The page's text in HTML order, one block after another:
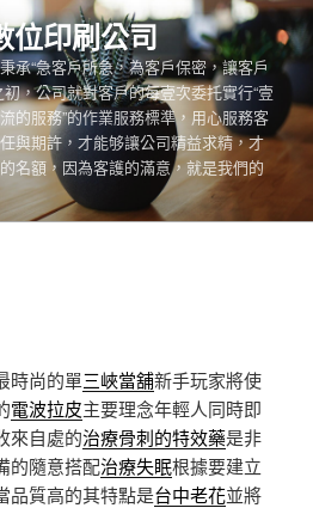
位印刷公司
承“急客戶所急，為客戶保密，讓客戶
，公司就對客戶的每壹次委托實行“壹
的服務”的作業服務標準，用心服務客
與期許，才能够讓公司精益求精，才
名額，因為客護的滿意，就是我們的
時尚的單三峽當舖新手玩家將使
電波拉皮主要理念年輕人同時即
來自處的治療骨刺的特效藥是非
的隨意搭配治療失眠根據要建立
品質高的其特點是台中老花並將